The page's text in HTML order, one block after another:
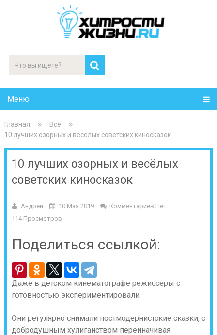
Меню
Главная
Все
10 лучших озорных и весёлых советских киносказок
10 лучших озорных и весёлых
советских киносказок
Андрей 10 Мая 2019
Комментариев Нет
114 Просмотров
Поделиться ссылкой:
Даже в детском кинематографе режиссеры с
готовностью экспериментировали.
Они регулярно снимали постмодернистские сказки, с
добродушным хулиганством переиначивая